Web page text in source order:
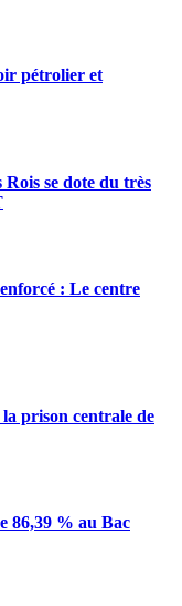
pétrolier et
se dote du très
: Le centre
prison centrale de
86,39 % au Bac